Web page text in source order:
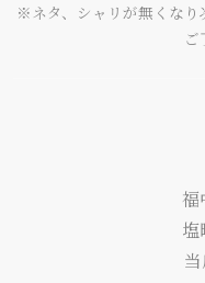
※ネタ、シャリが無くなり
ご
福
塩